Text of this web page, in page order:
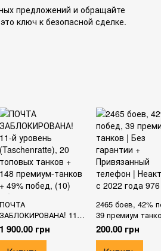
предложений и обращайте
ключ к безопасной сделке.
ПОЧТА
ЗАБЛОКИРОВАНА! 11-й
уровень (Taschenratte),
20 топовых танков +
148 премиум-танков +
1 900.00 грн
2465 боев, 42%
39 премиум
Без гарантии +
Привязанный
| Неактивен с
200.00 грн